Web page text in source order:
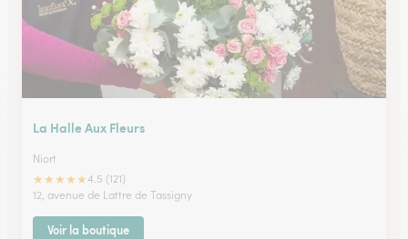
La Halle Aux Fleurs
Niort
★★★★★4.5 (121)
12, avenue de Lattre de Tassigny
Voir la boutique